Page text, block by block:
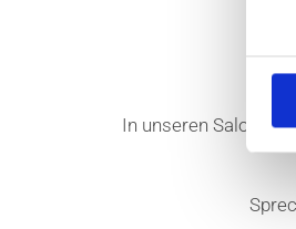
In unseren Salons